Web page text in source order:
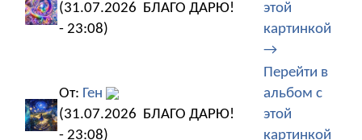
(31.07.2026
- 23:08)
БЛАГО ДАРЮ!
этой
картинкой
→
От: Ген
(31.07.2026
- 23:08)
БЛАГО ДАРЮ!
Перейти в
альбом с
этой
картинкой